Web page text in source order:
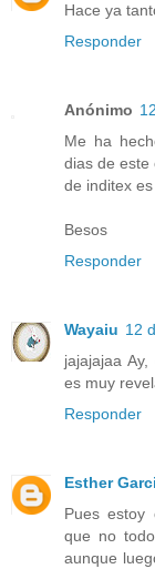
Hace ya
Responder
Anónimo
Me ha
dias de este
de inditex
Besos
Responder
Wayaiu 12
jajajajaa
es muy
Responder
Esther
Pues estoy
que no
aunque